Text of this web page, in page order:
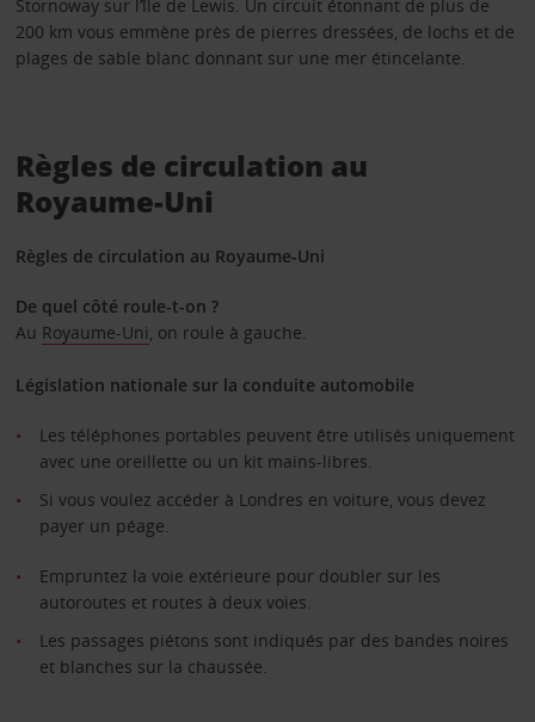
Stornoway sur l’île de Lewis. Un circuit étonnant de plus de
200 km vous emmène près de pierres dressées, de lochs et de
plages de sable blanc donnant sur une mer étincelante.
Règles de circulation au
Royaume-Uni
Règles de circulation au Royaume-Uni
De quel côté roule-t-on ?
Au Royaume-Uni, on roule à gauche.
Législation nationale sur la conduite automobile
Les téléphones portables peuvent être utilisés uniquement
avec une oreillette ou un kit mains-libres.
Si vous voulez accéder à Londres en voiture, vous devez
payer un péage.
Empruntez la voie extérieure pour doubler sur les
autoroutes et routes à deux voies.
Les passages piétons sont indiqués par des bandes noires
et blanches sur la chaussée.